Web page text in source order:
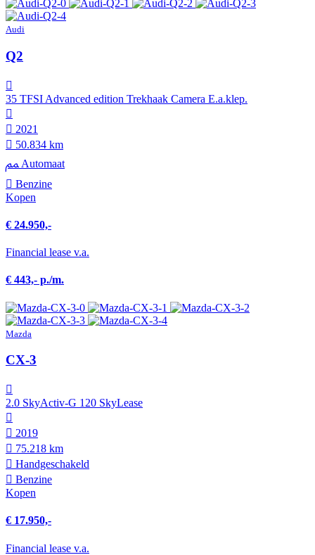
Audi
Q2
35 TFSI Advanced edition Trekhaak Camera E.a.klep.
2021
50.834 km
Automaat
Benzine
Kopen
€ 24.950,-
Financial lease v.a.
€ 443,- p./m.
Mazda
CX-3
2.0 SkyActiv-G 120 SkyLease
2019
75.218 km
Hand­geschakeld
Benzine
Kopen
€ 17.950,-
Financial lease v.a.